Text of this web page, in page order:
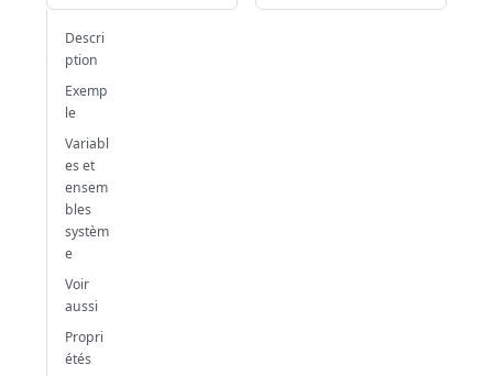
Descri
ption
Exemp
le
Variabl
es et
ensem
bles
systèm
e
Voir
aussi
Propri
étés